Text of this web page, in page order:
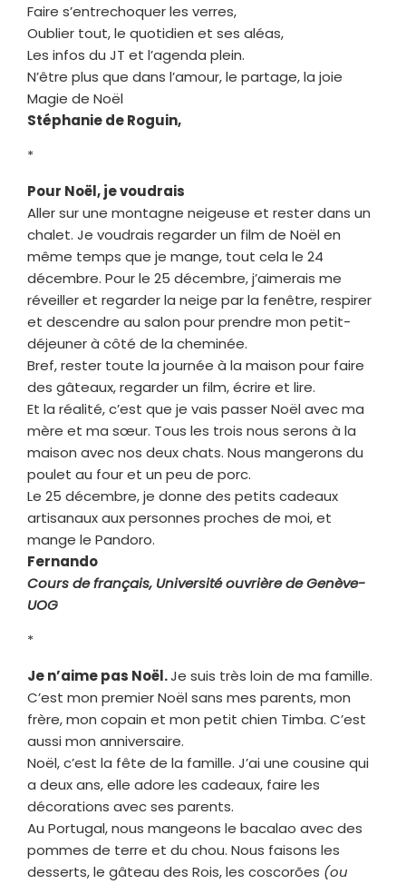
Faire s’entrechoquer les verres,
Oublier tout, le quotidien et ses aléas,
Les infos du JT et l’agenda plein.
N’être plus que dans l’amour, le partage, la joie
Magie de Noël
Stéphanie de Roguin,
*
Pour Noël, je voudrais
Aller sur une montagne neigeuse et rester dans un
chalet. Je voudrais regarder un film de Noël en
même temps que je mange, tout cela le 24
décembre. Pour le 25 décembre, j’aimerais me
réveiller et regarder la neige par la fenêtre, respirer
et descendre au salon pour prendre mon petit-
déjeuner à côté de la cheminée.
Bref, rester toute la journée à la maison pour faire
des gâteaux, regarder un film, écrire et lire.
Et la réalité, c’est que je vais passer Noël avec ma
mère et ma sœur. Tous les trois nous serons à la
maison avec nos deux chats. Nous mangerons du
poulet au four et un peu de porc.
Le 25 décembre, je donne des petits cadeaux
artisanaux aux personnes proches de moi, et
mange le Pandoro.
Fernando
Cours de français, Université ouvrière de Genève-
UOG
*
Je n’aime pas Noël.Je suis très loin de ma famille.
C’est mon premier Noël sans mes parents, mon
frère, mon copain et mon petit chien Timba. C’est
aussi mon anniversaire.
Noël, c’est la fête de la famille. J’ai une cousine qui
a deux ans, elle adore les cadeaux, faire les
décorations avec ses parents.
Au Portugal, nous mangeons le bacalao avec des
pommes de terre et du chou. Nous faisons les
desserts, le gâteau des Rois, les coscorões (ou